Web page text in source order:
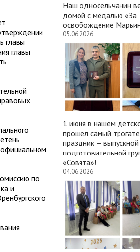
главы
главы
по
и
Наш односельчанин
домой с медалью «За
освобождение
05.06.2026
1 июня в нашем
прошел самый
праздник — выпускной
подготовительной
«Совята»!
04.06.2026